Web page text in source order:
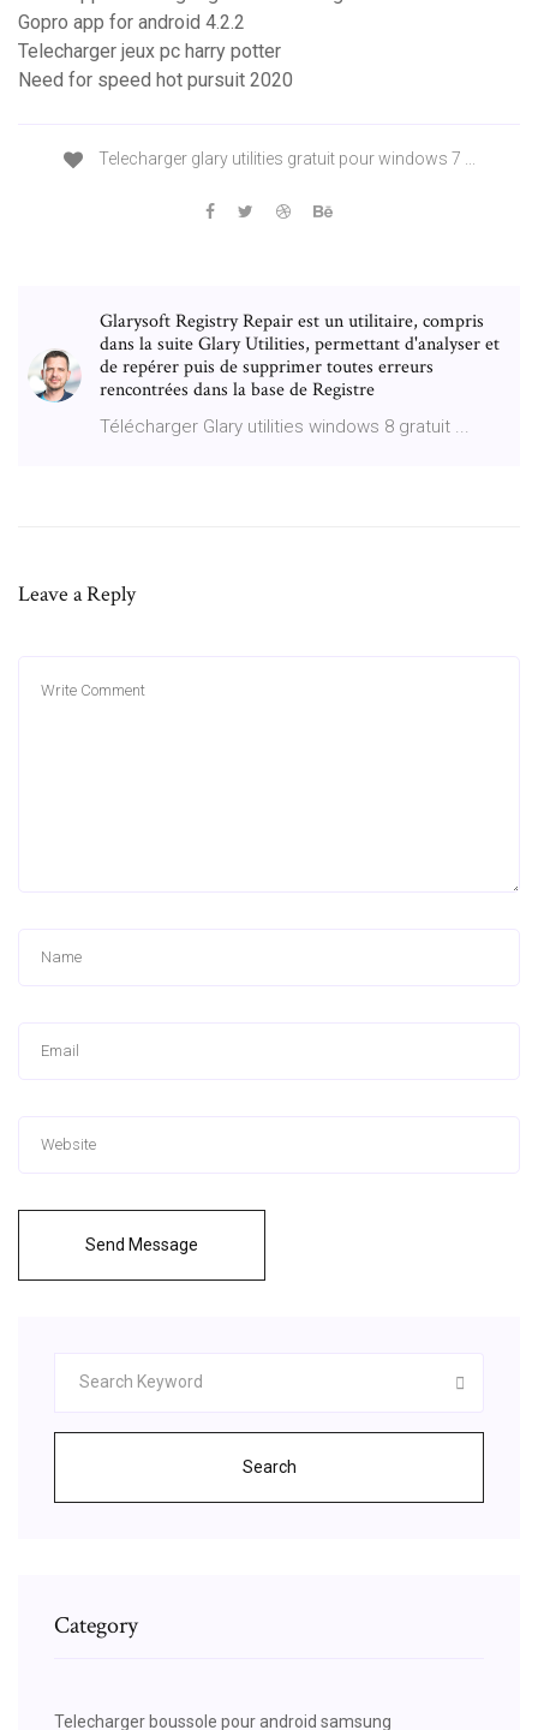
Gopro app for android 4.2.2
Telecharger jeux pc harry potter
Need for speed hot pursuit 2020
Telecharger glary utilities gratuit pour windows 7 ...
Glarysoft Registry Repair est un utilitaire, compris
dans la suite Glary Utilities, permettant d'analyser et
de repérer puis de supprimer toutes erreurs
rencontrées dans la base de Registre
Télécharger Glary utilities windows 8 gratuit ...
Leave a Reply
Send Message
Search
Category
Telecharger boussole pour android samsung